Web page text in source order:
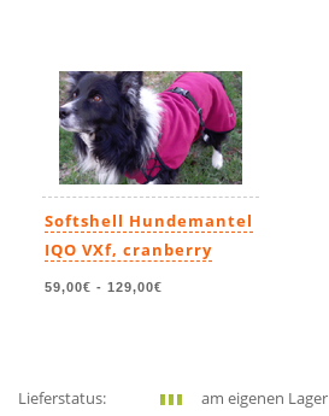
Softshell Hundemantel
IQO VXf, cranberry
59,00€ - 129,00€
Lieferstatus:
am eigenen Lager